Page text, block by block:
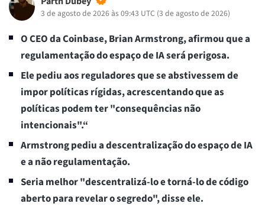
3 de agosto de 2026 às 09:43 UTC (3 de agosto de 2026)
O CEO da Coinbase, Brian Armstrong, afirmou que a
regulamentação do espaço de IA será perigosa.
Ele pediu aos reguladores que se abstivessem de
impor políticas rígidas, acrescentando que as
políticas podem ter "consequências não
intencionais".“
Armstrong pediu a descentralização do espaço de IA
e a não regulamentação.
Seria melhor "descentralizá-lo e torná-lo de código
aberto para revelar o segredo", disse ele.